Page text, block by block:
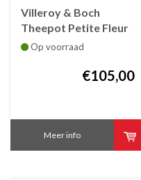
Villeroy & Boch
Theepot Petite Fleur
Op voorraad
€105,00
Meer info